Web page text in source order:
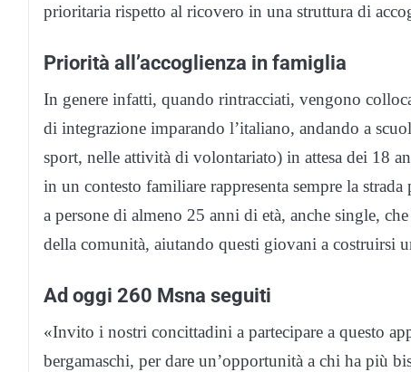
prioritaria rispetto al ricovero in una struttura di
Priorità all’accoglienza in famiglia
In genere infatti, quando rintracciati, vengono
di integrazione imparando l’italiano, andando a
sport, nelle attività di volontariato) in attesa dei 18
in un contesto familiare rappresenta sempre la
a persone di almeno 25 anni di età, anche single,
della comunità, aiutando questi giovani a costruirsi
Ad oggi 260 Msna seguiti
«Invito i nostri concittadini a partecipare a questo
bergamaschi, per dare un’opportunità a chi ha più